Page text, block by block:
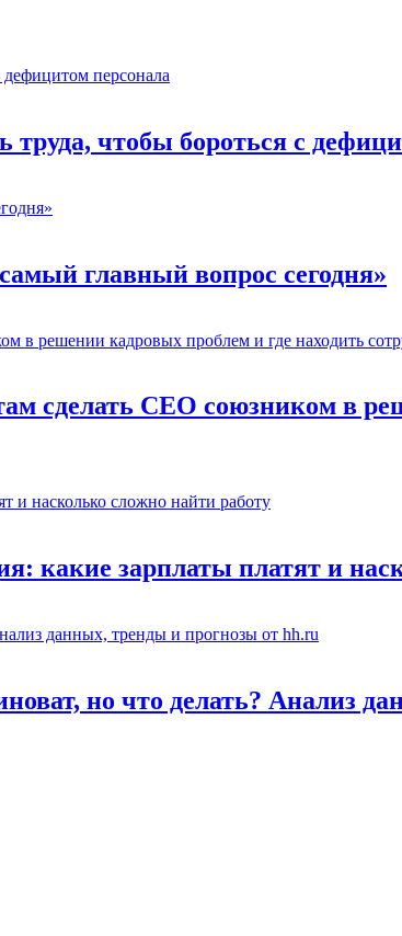
чтобы бороться с
главный вопрос сегодня»
сделать CEO союзником в
какие зарплаты платят и
но что делать? Анализ